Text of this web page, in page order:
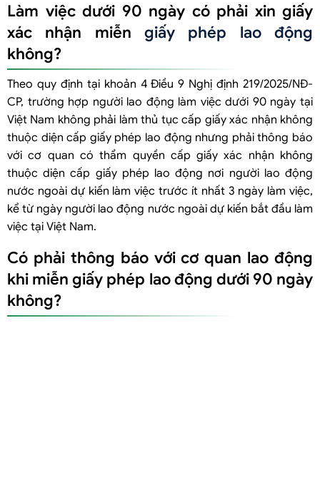
Làm việc dưới 90 ngày có phải xin giấy
xác nhận miễn giấy phép lao động
không?
Theo quy định tại khoản 4 Điều 9 Nghị định 219/2025/NĐ-
CP, trường hợp người lao động làm việc dưới 90 ngày tại
Việt Nam không phải làm thủ tục cấp giấy xác nhận không
thuộc diện cấp giấy phép lao động nhưng phải thông báo
với cơ quan có thẩm quyền cấp giấy xác nhận không
thuộc diện cấp giấy phép lao động nơi người lao động
nước ngoài dự kiến làm việc trước ít nhất 3 ngày làm việc,
kể từ ngày người lao động nước ngoài dự kiến bắt đầu làm
việc tại Việt Nam.
Có phải thông báo với cơ quan lao động
khi miễn giấy phép lao động dưới 90 ngày
không?